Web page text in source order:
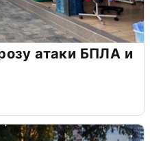
атаки БПЛА и